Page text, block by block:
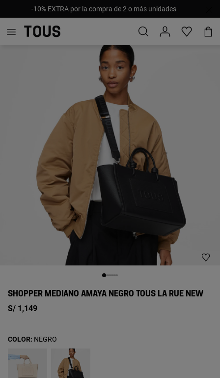
-10% EXTRA por la compra de 2 o más unidades
SHOPPER MEDIANO AMAYA NEGRO TOUS LA RUE NEW
S/ 1,149
COLOR: NEGRO